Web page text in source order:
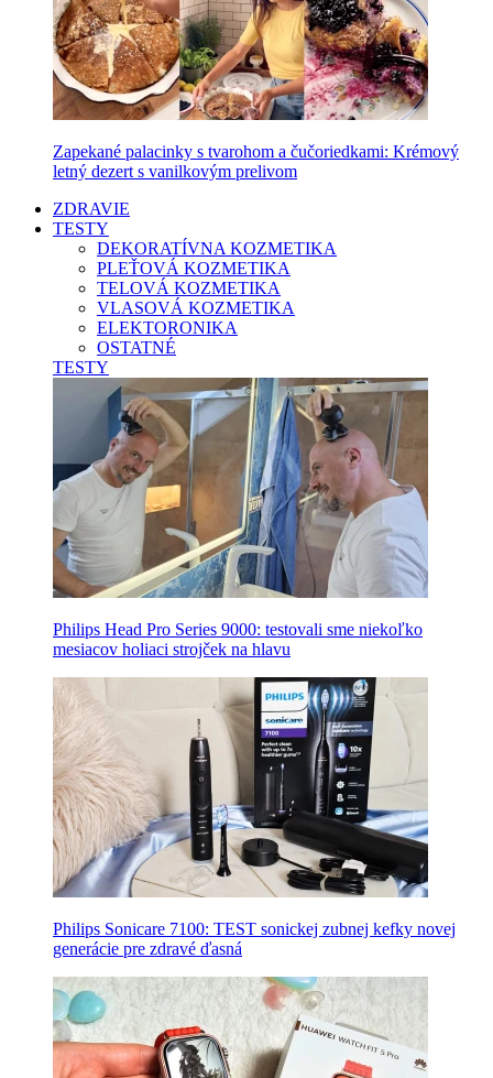
Zapekané palacinky s tvarohom a čučoriedkami: Krémový
letný dezert s vanilkovým prelivom
ZDRAVIE
TESTY
DEKORATÍVNA KOZMETIKA
PLEŤOVÁ KOZMETIKA
TELOVÁ KOZMETIKA
VLASOVÁ KOZMETIKA
ELEKTORONIKA
OSTATNÉ
TESTY
Philips Head Pro Series 9000: testovali sme niekoľko
mesiacov holiaci strojček na hlavu
Philips Sonicare 7100: TEST sonickej zubnej kefky novej
generácie pre zdravé ďasná